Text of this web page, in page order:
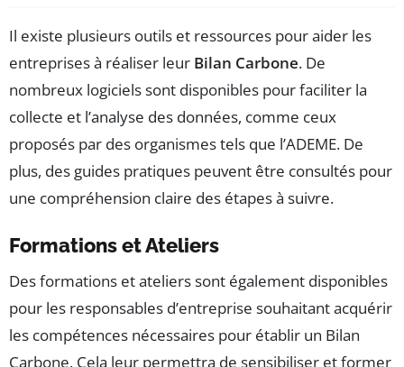
Il existe plusieurs outils et ressources pour aider les
entreprises à réaliser leur Bilan Carbone. De
nombreux logiciels sont disponibles pour faciliter la
collecte et l’analyse des données, comme ceux
proposés par des organismes tels que l’ADEME. De
plus, des guides pratiques peuvent être consultés pour
une compréhension claire des étapes à suivre.
Formations et Ateliers
Des formations et ateliers sont également disponibles
pour les responsables d’entreprise souhaitant acquérir
les compétences nécessaires pour établir un Bilan
Carbone. Cela leur permettra de sensibiliser et former